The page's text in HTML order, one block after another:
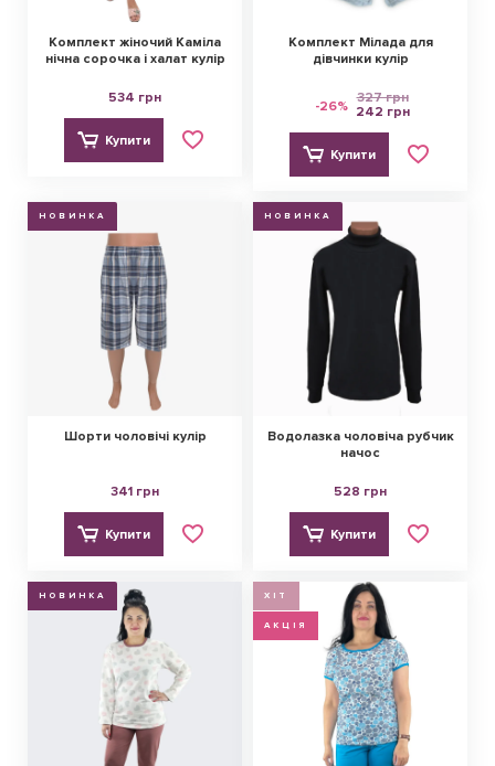
Комплект жіночий Каміла
нічна сорочка і халат кулір
534 грн
Купити
Комплект Мілада для
дівчинки кулір
-26% 327 грн
242 грн
Купити
НОВИНКА
Шорти чоловічі кулір
341 грн
Купити
НОВИНКА
Водолазка чоловіча рубчик
начос
528 грн
Купити
НОВИНКА ХІТ
АКЦІЯ